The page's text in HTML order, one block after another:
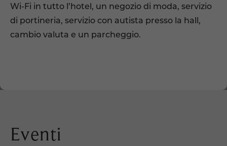
Wi-Fi in tutto l’hotel, un negozio di moda, servizio
di portineria, servizio con autista presso la hall,
cambio valuta e un parcheggio.
Eventi